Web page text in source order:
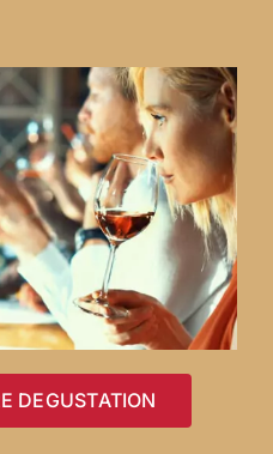
DEGUSTATION